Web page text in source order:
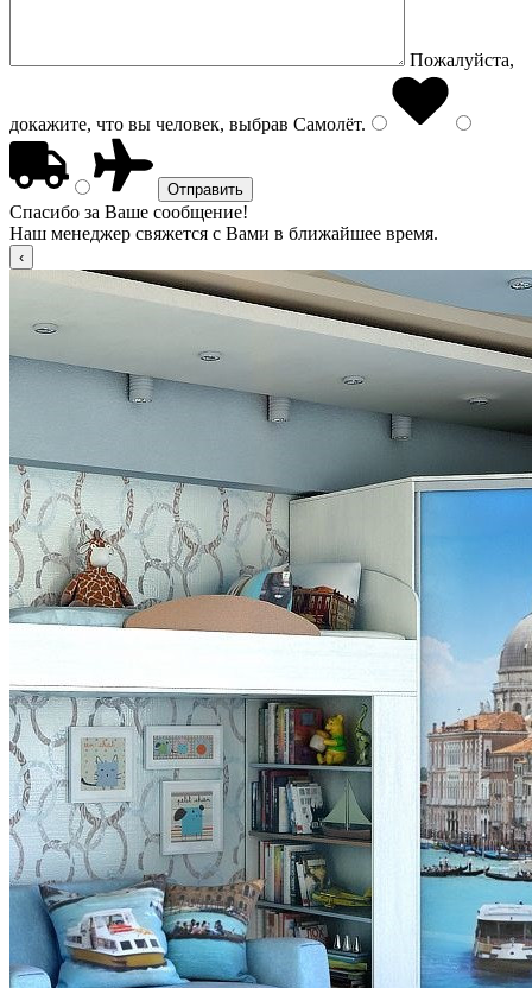
Пожалуйста,
докажите, что вы человек, выбрав Самолёт.
Спасибо за Ваше сообщение!
Наш менеджер свяжется с Вами в ближайшее время.